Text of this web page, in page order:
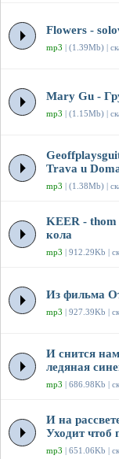
Flowers -
mp3 | (1.39Mb) |
Mary Gu -
mp3 | (1.15Mb) |
Trava u
mp3 | (1.38Mb) |
KEER - thom
кола
mp3 | 912.29Kb |
Из фильма
mp3 | 927.39Kb |
И снится
ледяная
mp3 | 686.98Kb |
И на
Уходит чтоб
mp3 | 651.06Kb |